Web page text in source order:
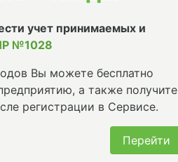
учет принимаемых и
№1028
Вы можете бесплатно
а также получите
регистрации в Сервисе.
Перейти